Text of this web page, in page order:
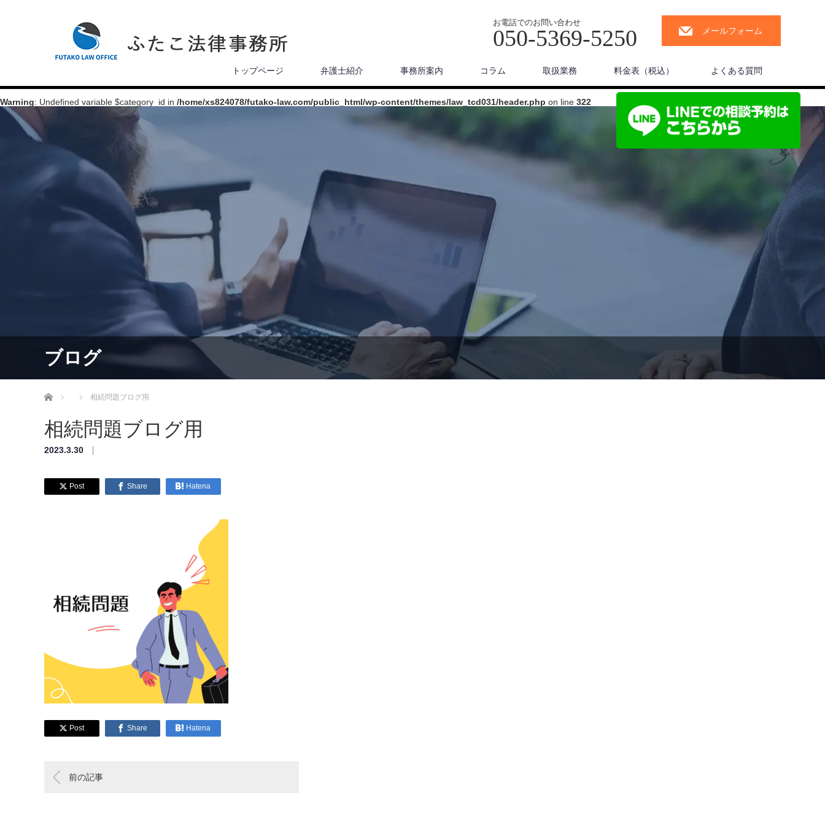
お電話でのお問い合わせ
050-5369-5250 メールフォーム
トップページ 弁護士紹介 事務所案内 コラム 取扱業務 料金表（税込） よくある質問
Warning: Undefined variable $category_id in /home/xs824078/futako-law.com/public_html/wp-content/themes/law_tcd031/header.php on line 322
ブログ
ホーム 相続問題ブログ用
相続問題ブログ用
2023.3.30
Share Hatena
Share Hatena
前の記事